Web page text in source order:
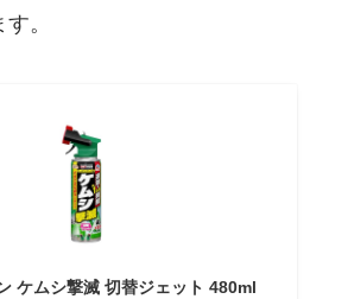
。
ケムシ撃滅 切替ジェット 480ml